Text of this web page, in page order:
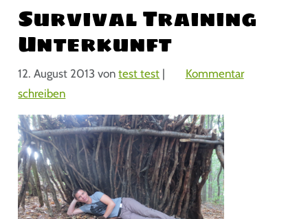
Survival Training
Unterkunft
12. August 2013 vontest test |
Kommentar
schreiben